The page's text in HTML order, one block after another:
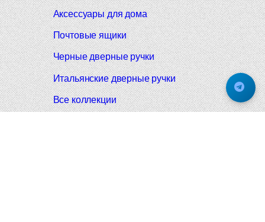
Аксессуары для дома
Почтовые ящики
Черные дверные ручки
Итальянские дверные ручки
Все коллекции